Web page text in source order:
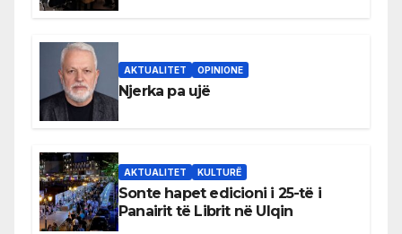
AKTUALITET OPINIONE
Njerka pa ujë
AKTUALITET KULTURË
Sonte hapet edicioni i 25-të i
Panairit të Librit në Ulqin